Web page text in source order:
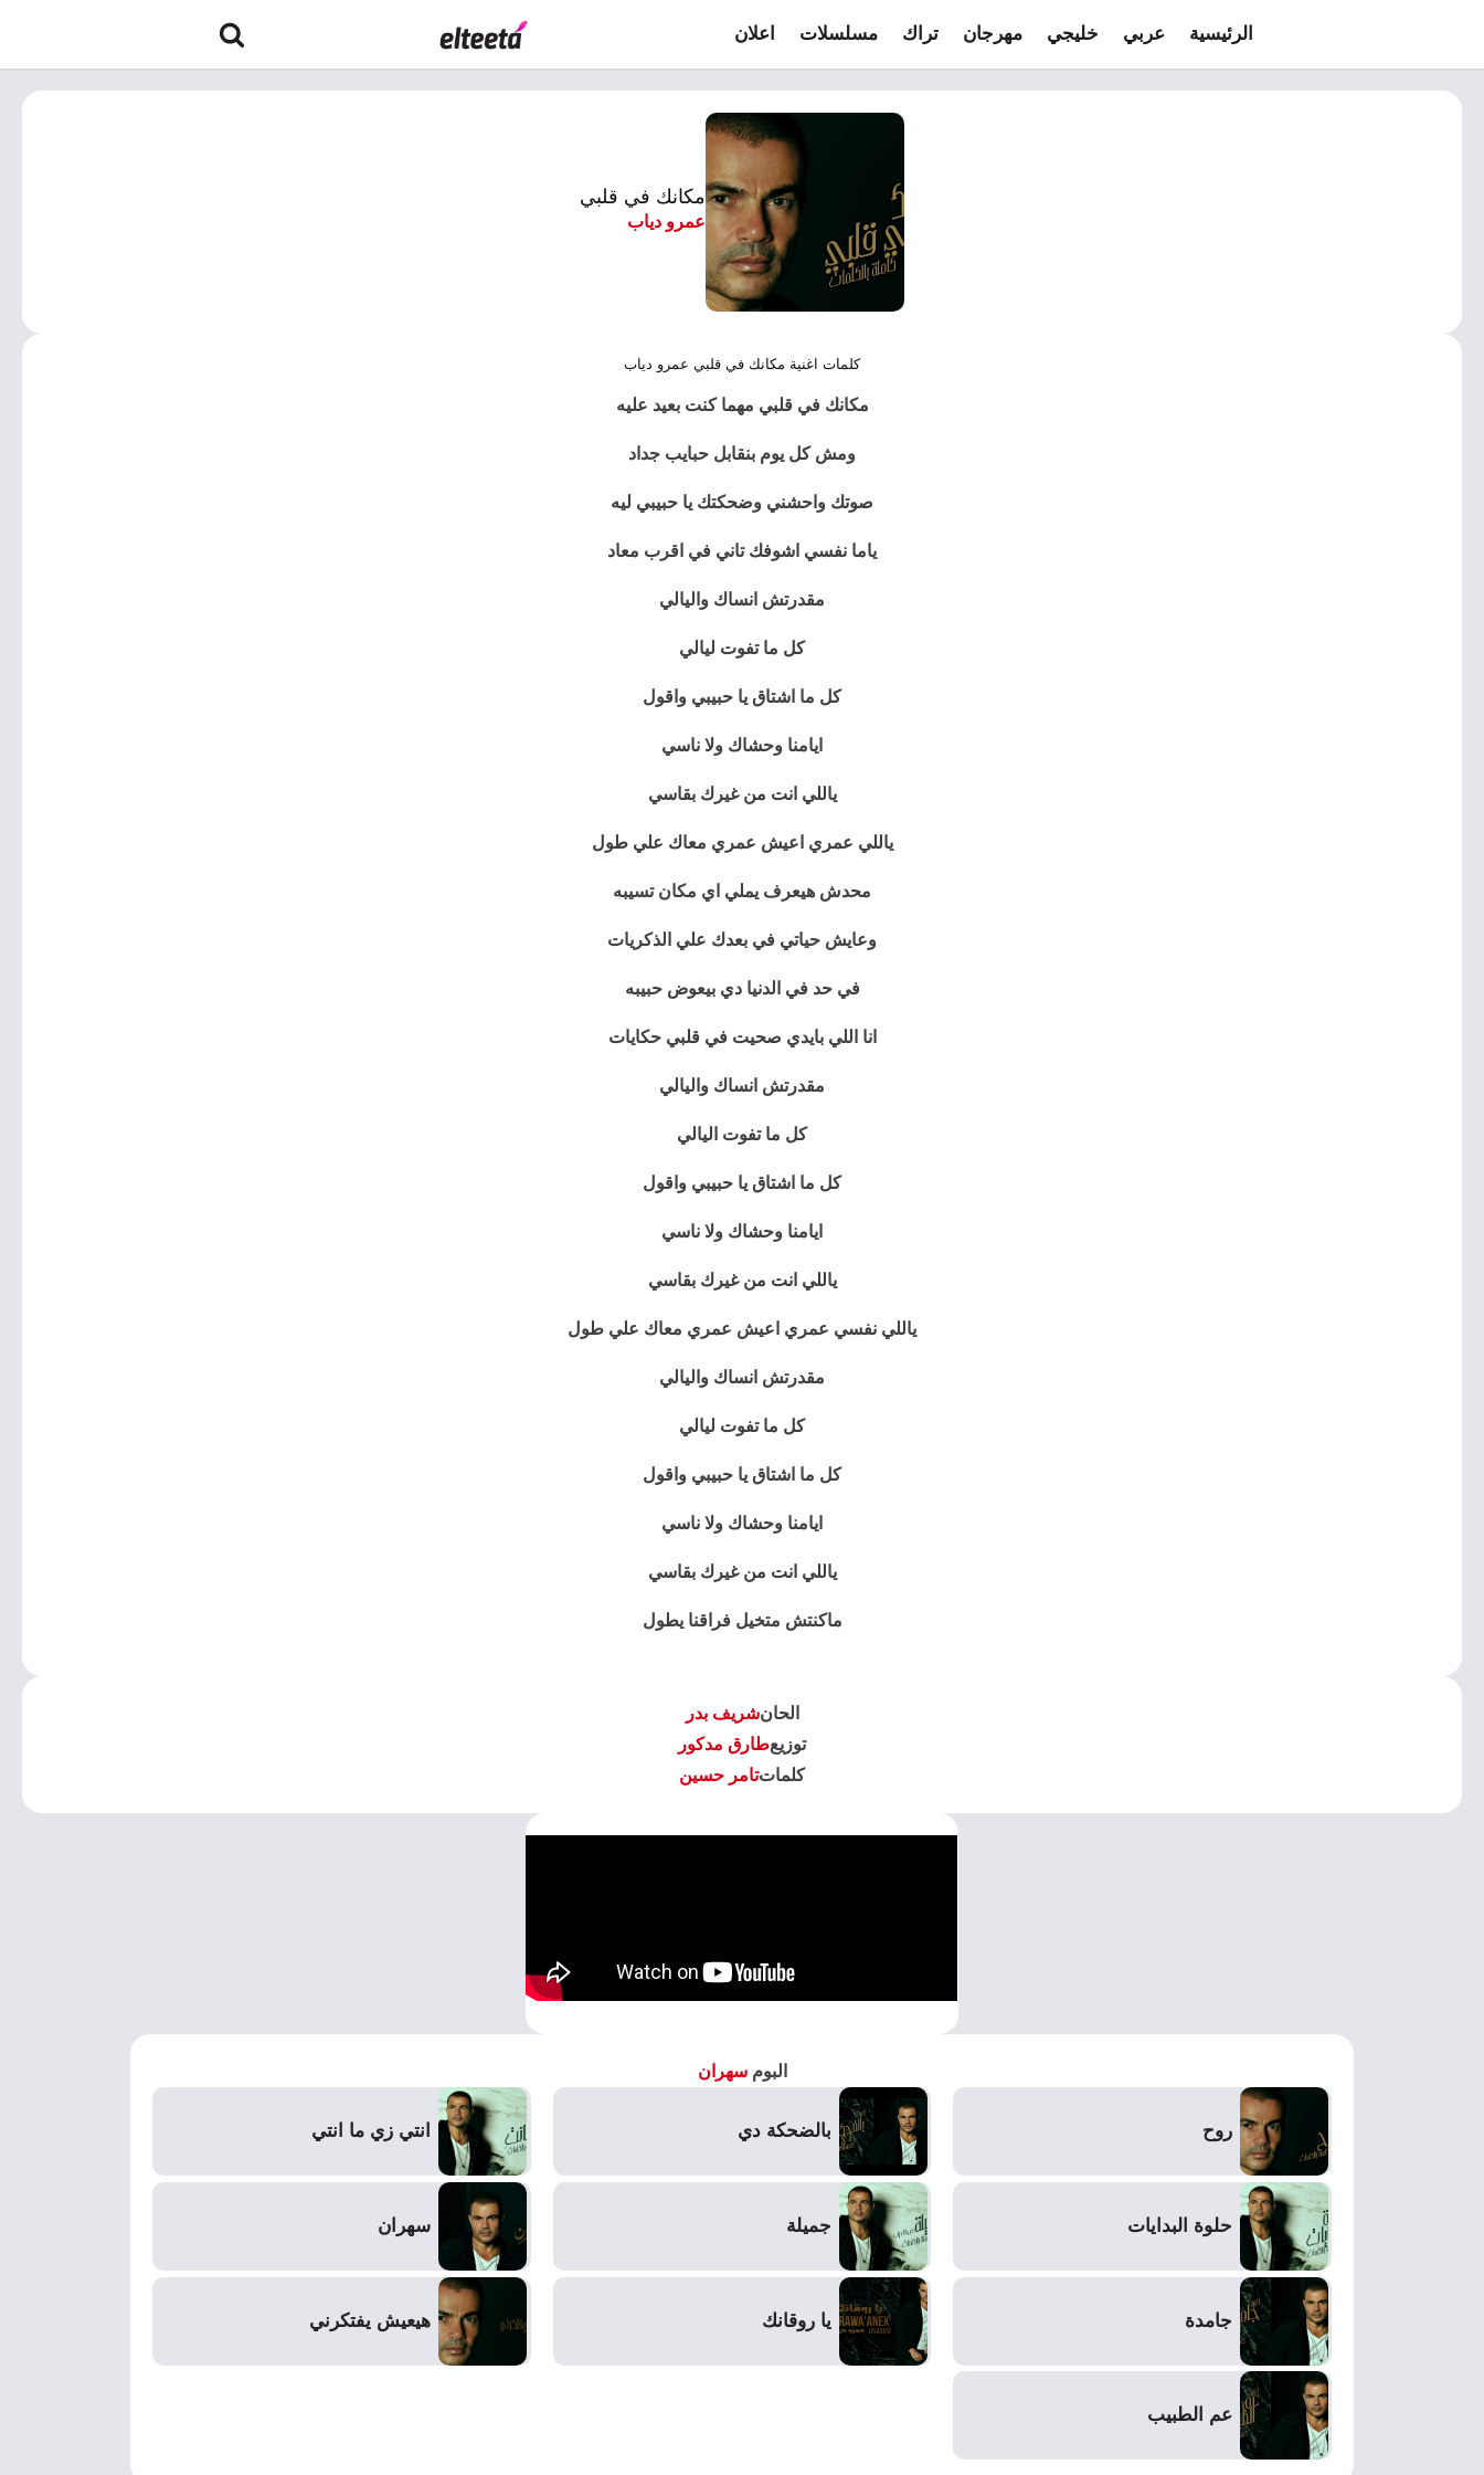
الرئيسية عربي خليجي مهرجان تراك مسلسلات اعلان
مكانك في قلبي
عمرو دياب
كلمات اغنية مكانك في قلبي عمرو دياب
مكانك في قلبي مهما كنت بعيد عليه
ومش كل يوم بنقابل حبايب جداد
صوتك واحشني وضحكتك يا حبيبي ليه
ياما نفسي اشوفك تاني في اقرب معاد
مقدرتش انساك واليالي
كل ما تفوت ليالي
كل ما اشتاق يا حبيبي واقول
ايامنا وحشاك ولا ناسي
ياللي انت من غيرك بقاسي
ياللي عمري اعيش عمري معاك علي طول
محدش هيعرف يملي اي مكان تسيبه
وعايش حياتي في بعدك علي الذكريات
في حد في الدنيا دي بيعوض حبيبه
انا اللي بايدي صحيت في قلبي حكايات
مقدرتش انساك واليالي
كل ما تفوت اليالي
كل ما اشتاق يا حبيبي واقول
ايامنا وحشاك ولا ناسي
ياللي انت من غيرك بقاسي
ياللي نفسي عمري اعيش عمري معاك علي طول
مقدرتش انساك واليالي
كل ما تفوت ليالي
كل ما اشتاق يا حبيبي واقول
ايامنا وحشاك ولا ناسي
ياللي انت من غيرك بقاسي
ماكنتش متخيل فراقنا يطول
الحانشريف بدر
توزيعطارق مدكور
كلماتتامر حسين
البومسهران
روح بالضحكة دي انتي زي ما انتي
حلوة البدايات جميلة سهران
جامدة يا روقانك هيعيش يفتكرني
عم الطبيب